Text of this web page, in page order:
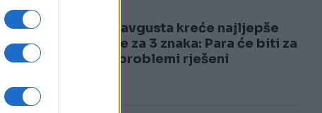
2
Od 15. avgusta kreće najljepše
vrijeme za 3 znaka: Para će biti za
sve, a problemi rješeni